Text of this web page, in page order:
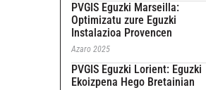
PVGIS Eguzki Marseilla:
Optimizatu zure Eguzki
Instalazioa Provencen
Azaro 2025
PVGIS Eguzki Lorient: Eguzki
Ekoizpena Hego Bretainian